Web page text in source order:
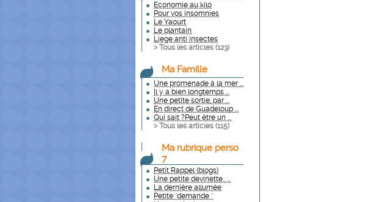
Economie au kilo
Pour vos insomnies
Le Yaourt
Le plantain
Liege anti insectes
> Tous les articles (123)
Ma Famille
Une promenade à la mer ...
Il y a bien longtemps ...
Une petite sortie, par ...
En direct de Guadeloup ...
Qui sait ?Peut être un ...
> Tous les articles (115)
Ma rubrique perso
7
Petit Rappel (blogs)
Une petite devinette.. ...
La dernière allumée
Petite "demande "